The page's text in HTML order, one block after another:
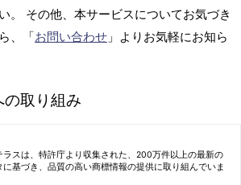
。 その他、本サービスについてお気づき
、「お問い合わせ 」よりお気軽にお知ら
取り組み
ラスは、特許庁より収集された、200万件以上の最新の
に基づき、品質の高い商標情報の提供に取り組んでいま